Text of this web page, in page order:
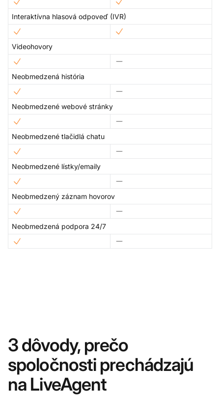
Interaktívna hlasová odpoveď (IVR)
Videohovory
Neobmedzená história
Neobmedzené webové stránky
Neobmedzené tlačidlá chatu
Neobmedzené lístky/emaily
Neobmedzený záznam hovorov
Neobmedzená podpora 24/7
3 dôvody, prečo
spoločnosti prechádzajú
na LiveAgent